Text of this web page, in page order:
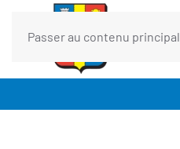
Passer au contenu principal